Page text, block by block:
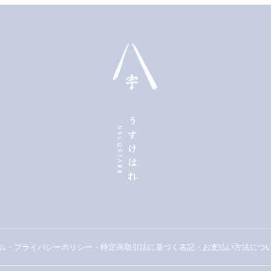
・ プライバシーポリシー ・ 特定商取引法に基づく表記・ お支払い方法に